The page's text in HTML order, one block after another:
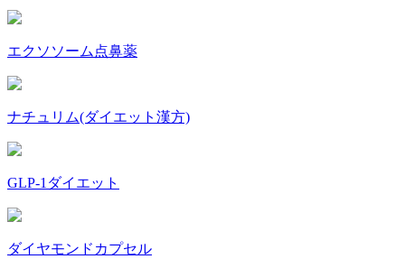
エクソソーム点鼻薬
ナチュリム(ダイエット漢方)
GLP-1ダイエット
ダイヤモンドカプセル